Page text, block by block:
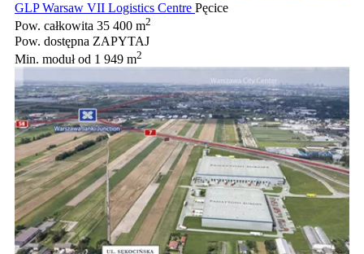
GLP Warsaw VII Logistics Centre Pęcice
Pow. całkowita 35 400 m2
Pow. dostępna ZAPYTAJ
Min. modułod 1 949 m2